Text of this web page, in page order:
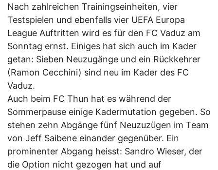
Nach zahlreichen Trainingseinheiten, vier
Testspielen und ebenfalls vier UEFA Europa
League Auftritten wird es für den FC Vaduz am
Sonntag ernst. Einiges hat sich auch im Kader
getan: Sieben Neuzugänge und ein Rückkehrer
(Ramon Cecchini) sind neu im Kader des FC
Vaduz.
Auch beim FC Thun hat es während der
Sommerpause einige Kadermutation gegeben. So
stehen zehn Abgänge fünf Neuzuzügen im Team
von Jeff Saibene einander gegenüber. Ein
prominenter Abgang heisst: Sandro Wieser, der
die Option nicht gezogen hat und auf